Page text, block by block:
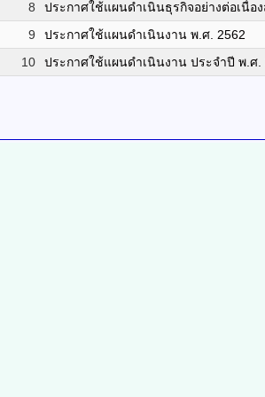
8
ประกาศใช้แผนดำเนินธุรกิจอย่างต่อเนื่
9
ประกาศใช้แผนดำเนินงาน พ.ศ. 2562
10
ประกาศใช้แผนดำเนินงาน ประจำปี พ.ศ.